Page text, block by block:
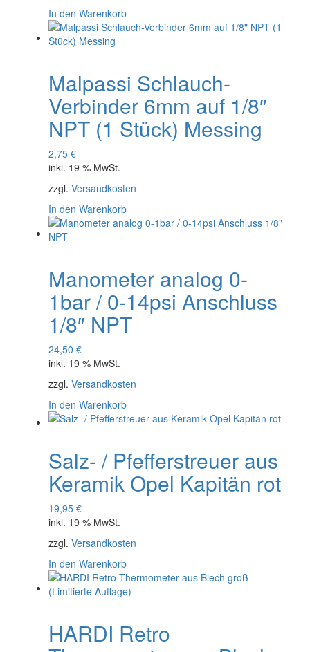
In den Warenkorb
Malpassi Schlauch-
Verbinder 6mm auf 1/8″
NPT (1 Stück) Messing
2,75 €
inkl. 19 % MwSt.
zzgl. Versandkosten
In den Warenkorb
Manometer analog 0-
1bar / 0-14psi Anschluss
1/8″ NPT
24,50 €
inkl. 19 % MwSt.
zzgl. Versandkosten
In den Warenkorb
Salz- / Pfefferstreuer aus
Keramik Opel Kapitän rot
19,95 €
inkl. 19 % MwSt.
zzgl. Versandkosten
In den Warenkorb
HARDI Retro